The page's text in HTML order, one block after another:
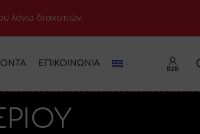
ΕΠΙΚΟΙΝΩΝΊΑ
λόγω διακοπών.